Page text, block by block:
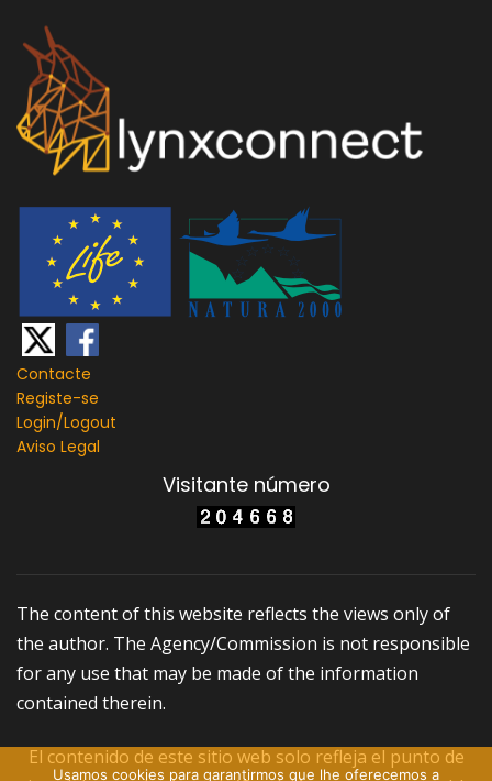
Contacte
Registe-se
Login/Logout
Aviso Legal
Visitante número
The content of this website reflects the views only of
the author. The Agency/Commission is not responsible
for any use that may be made of the information
contained therein.
El contenido de este sitio web solo refleja el punto de
Usamos cookies para garantirmos que lhe oferecemos a